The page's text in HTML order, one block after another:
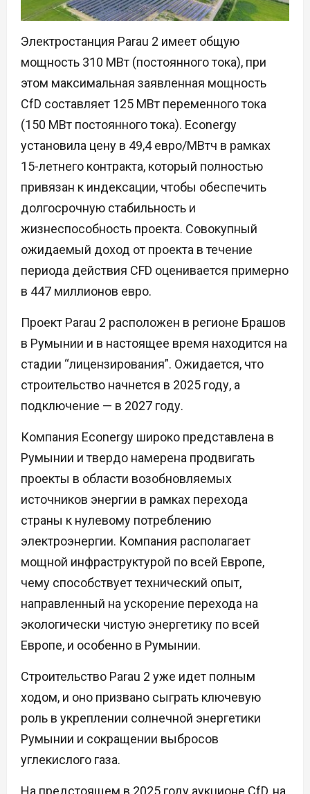
Электростанция Parau 2 имеет общую
мощность 310 МВт (постоянного тока), при
этом максимальная заявленная мощность
CfD составляет 125 МВт переменного тока
(150 МВт постоянного тока). Econergy
установила цену в 49,4 евро/МВтч в рамках
15-летнего контракта, который полностью
привязан к индексации, чтобы обеспечить
долгосрочную стабильность и
жизнеспособность проекта. Совокупный
ожидаемый доход от проекта в течение
периода действия CFD оценивается примерно
в 447 миллионов евро.
Проект Parau 2 расположен в регионе Брашов
в Румынии и в настоящее время находится на
стадии “лицензирования”. Ожидается, что
строительство начнется в 2025 году, а
подключение — в 2027 году.
Компания Econergy широко представлена в
Румынии и твердо намерена продвигать
проекты в области возобновляемых
источников энергии в рамках перехода
страны к нулевому потреблению
электроэнергии. Компания располагает
мощной инфраструктурой по всей Европе,
чему способствует технический опыт,
направленный на ускорение перехода на
экологически чистую энергетику по всей
Европе, и особенно в Румынии.
Строительство Parau 2 уже идет полным
ходом, и оно призвано сыграть ключевую
роль в укреплении солнечной энергетики
Румынии и сокращении выбросов
углекислого газа.
На предстоящем в 2025 году аукционе CfD, на